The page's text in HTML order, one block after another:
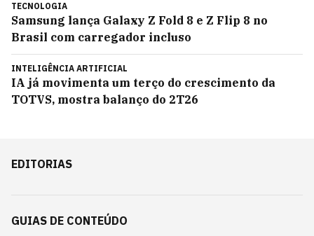
TECNOLOGIA
Samsung lança Galaxy Z Fold 8 e Z Flip 8 no
Brasil com carregador incluso
INTELIGÊNCIA ARTIFICIAL
IA já movimenta um terço do crescimento da
TOTVS, mostra balanço do 2T26
EDITORIAS
GUIAS DE CONTEÚDO